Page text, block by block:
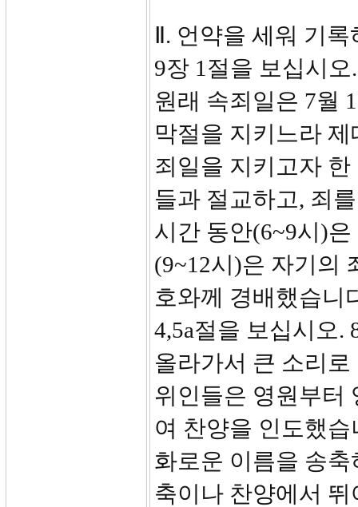
Ⅱ. 언약을 세워 기
9장 1절을 보십시
원래 속죄일은 7월
막절을 지키느라
죄일을 지키고자
들과 절교하고, 죄
시간 동안(6~9시)
(9~12시)은 자기의
호와께 경배했습니
4,5a절을 보십시오.
올라가서 큰 소리
위인들은 영원부터
여 찬양을 인도했
화로운 이름을 송
축이나 찬양에서